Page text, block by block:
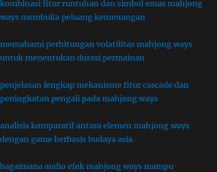
kombinasi fitur runtuhan dan simbol emas mahjong
ways membuka peluang kemenangan
memahami perhitungan volatilitas mahjong ways
untuk menentukan durasi permainan
penjelasan lengkap mekanisme fitur cascade dan
peningkatan pengali pada mahjong ways
analisis komparatif antara elemen mahjong ways
dengan game berbasis budaya asia
bagaimana audio efek mahjong ways mampu